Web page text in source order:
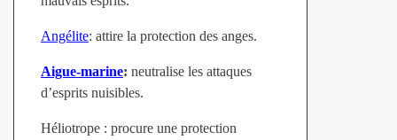
Angélite: attire la protection des anges.
Aigue-marine: neutralise les attaques
d’esprits nuisibles.
Héliotrope : procure une protection